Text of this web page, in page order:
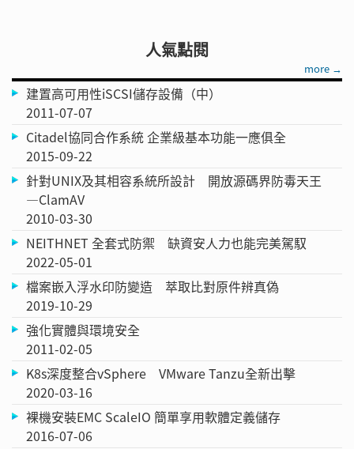
人氣點閱
more →
建置高可用性iSCSI儲存設備（中）
2011-07-07
Citadel協同合作系統 企業級基本功能一應俱全
2015-09-22
針對UNIX及其相容系統所設計 開放源碼界防毒天王
—ClamAV
2010-03-30
NEITHNET 全套式防禦 缺資安人力也能完美駕馭
2022-05-01
檔案嵌入浮水印防變造 萃取比對原件辨真偽
2019-10-29
強化實體與環境安全
2011-02-05
K8s深度整合vSphere VMware Tanzu全新出擊
2020-03-16
裸機安裝EMC ScaleIO 簡單享用軟體定義儲存
2016-07-06